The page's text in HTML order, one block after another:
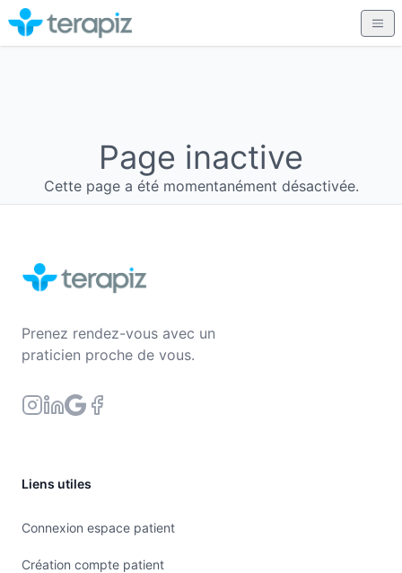
Page inactive
Cette page a été momentanément désactivée.
Prenez rendez-vous avec un
praticien proche de vous.
Liens utiles
Connexion espace patient
Création compte patient